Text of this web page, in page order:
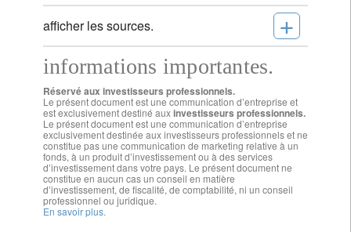
afficher les sources. +
informations importantes.
Réservé aux investisseurs professionnels.
Le présent document est une communication d’entreprise et
est exclusivement destiné auxinvestisseurs professionnels.
Le présent document est une communication d’entreprise
exclusivement destinée aux investisseurs professionnels et ne
constitue pas une communication de marketing relative à un
fonds, à un produit d’investissement ou à des services
d’investissement dans votre pays. Le présent document ne
constitue en aucun cas un conseil en matière
d’investissement, de fiscalité, de comptabilité, ni un conseil
professionnel ou juridique.
En savoir plus.